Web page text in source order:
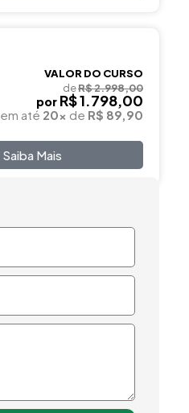
VALOR DO CURSO
deR$ 2.998,00
por R$ 1.798,00
em até 20x de R$ 89,90
Saiba Mais